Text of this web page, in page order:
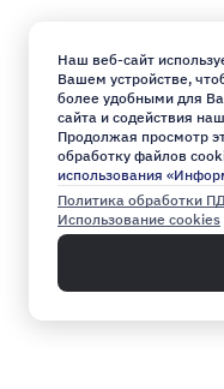
Наш веб-сайт
Вашем устройстве,
более удобными для
сайта и содействия
Продолжая просмотр
обработку файлов
использования
Политика обработки
Использование cookies